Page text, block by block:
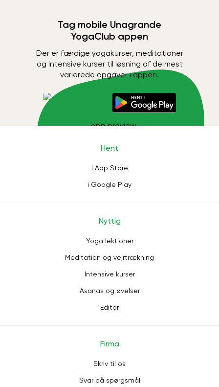
Tag mobile Unagrande
YogaClub appen
Der er færdige yogakurser, meditationer
og intensive kurser til løsning af de mest
varierede opgaver i appen.
Hent
i App Store
i Google Play
Nyttig
Yoga lektioner
Meditation og vejrtrækning
Intensive kurser
Asanas og øvelser
Editor
Firma
Skriv til os
Svar på spørgsmål